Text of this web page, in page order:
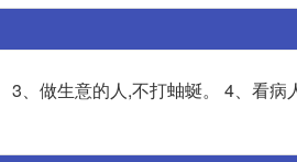
、做生意的人,不打蚰蜒。 4、看病